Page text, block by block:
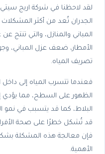
لقد لاحظنا في شركة اريج
الجدران تُعد من أكثر المشكلات
المباني والمنازل، والتي تنتج
الأمطار، ضعف عزل المباني،
تصريف المياه.
فعندما تتسرب المياه إلى داخل
الظهور على السطح، مما
البلاط، كما قد يتسبب في نمو
قد تُشكل خطرًا على صحة
فإن معالجة هذه المشكلة
الأهمية.